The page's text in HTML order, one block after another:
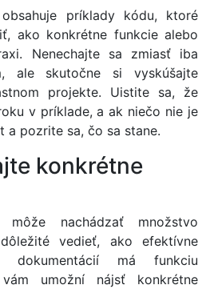
príklady kódu, ktoré
ako konkrétne funkcie alebo
Nenechajte sa zmiasť iba
ale skutočne si vyskúšajte
projekte. Uistite sa, že
v príklade, a ak niečo nie je
a pozrite sa, čo sa stane.
konkrétne
nachádzať množstvo
vedieť, ako efektívne
dokumentácií má funkciu
umožní nájsť konkrétne